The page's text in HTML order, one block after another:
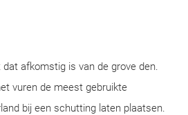
afkomstig is van de grove den.
vuren de meest gebruikte
bij een schutting laten plaatsen.